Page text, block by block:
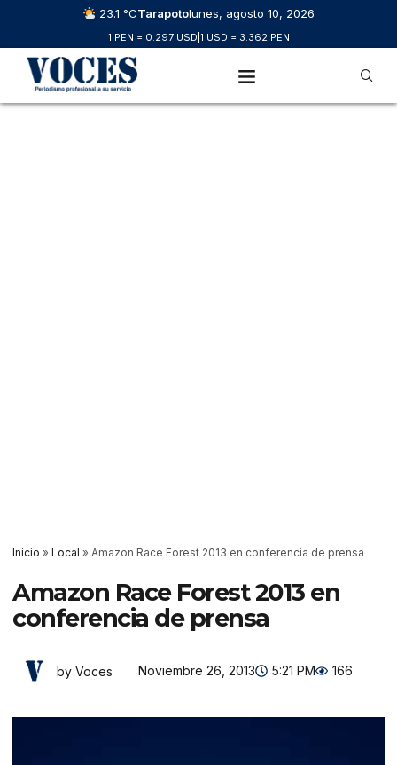
23.1 °CTarapotolunes, agosto 10, 2026
1 PEN = 0.297 USD 1 USD = 3.362 PEN
Inicio » Local » Amazon Race Forest 2013 en conferencia de prensa
Amazon Race Forest 2013 en
conferencia de prensa
by Voces Noviembre 26, 2013 5:21 PM 166